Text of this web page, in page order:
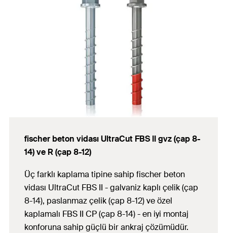
fischer beton vidası UltraCut FBS II gvz (çap 8-
14) ve R (çap 8-12)
Üç farklı kaplama tipine sahip fischer beton
vidası UltraCut FBS II - galvaniz kaplı çelik (çap
8-14), paslanmaz çelik (çap 8-12) ve özel
kaplamalı FBS II CP (çap 8-14) - en iyi montaj
konforuna sahip güçlü bir ankraj çözümüdür.